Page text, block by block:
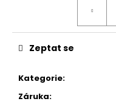
Kategorie:
Záruka:
Zeptat se
u
č
e
m